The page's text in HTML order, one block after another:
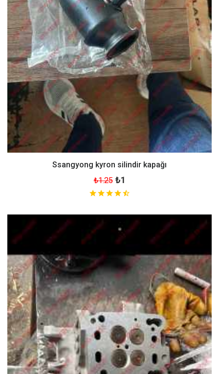
Ssangyong kyron silindir kapağı
₺1.25 ₺1